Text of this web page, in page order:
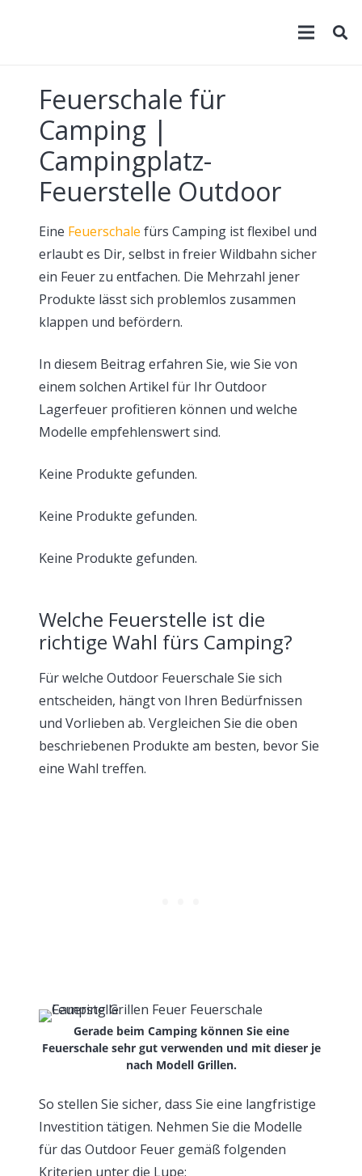
Feuerschale für
Camping |
Campingplatz-
Feuerstelle Outdoor
Eine Feuerschale fürs Camping ist flexibel und
erlaubt es Dir, selbst in freier Wildbahn sicher
ein Feuer zu entfachen. Die Mehrzahl jener
Produkte lässt sich problemlos zusammen
klappen und befördern.
In diesem Beitrag erfahren Sie, wie Sie von
einem solchen Artikel für Ihr Outdoor
Lagerfeuer profitieren können und welche
Modelle empfehlenswert sind.
Keine Produkte gefunden.
Keine Produkte gefunden.
Keine Produkte gefunden.
Welche Feuerstelle ist die
richtige Wahl fürs Camping?
Für welche Outdoor Feuerschale Sie sich
entscheiden, hängt von Ihren Bedürfnissen
und Vorlieben ab. Vergleichen Sie die oben
beschriebenen Produkte am besten, bevor Sie
eine Wahl treffen.
Gerade beim Camping können Sie eine
Feuerschale sehr gut verwenden und mit dieser je
nach Modell Grillen.
So stellen Sie sicher, dass Sie eine langfristige
Investition tätigen. Nehmen Sie die Modelle
für das Outdoor Feuer gemäß folgenden
Kriterien unter die Lupe: